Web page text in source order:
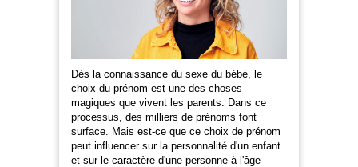
Dès la connaissance du sexe du bébé, le
choix du prénom est une des choses
magiques que vivent les parents. Dans ce
processus, des milliers de prénoms font
surface. Mais est-ce que ce choix de prénom
peut influencer sur la personnalité d'un enfant
et sur le caractère d'une personne à l'âge